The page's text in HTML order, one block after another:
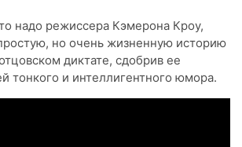
надо режиссера Кэмерона Кроу,
но очень жизненную историю
диктате, сдобрив ее
тонкого и интеллигентного юмора.